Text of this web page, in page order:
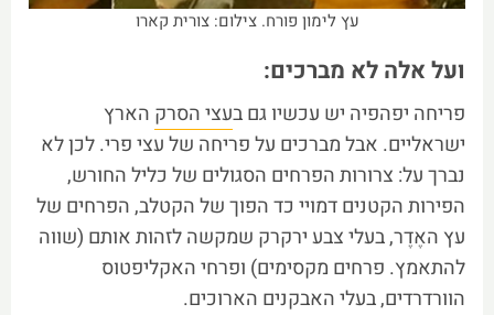
עץ לימון פורח. צילום: צורית קארו
ועל אלה לא מברכים:
פריחה יפהפיה יש עכשיו גם בעצי הסרק הארץ
ישראליים. אבל מברכים על פריחה של עצי פרי. לכן לא
נברך על: צרורות הפרחים הסגולים של כליל החורש,
הפירות הקטנים דמויי כד הפוך של הקטלב, הפרחים של
עץ האֶדֶר, בעלי צבע ירקרק שמקשה לזהות אותם (שווה
להתאמץ. פרחים מקסימים) ופרחי האקליפטוס
הוורדרדים, בעלי האבקנים הארוכים.